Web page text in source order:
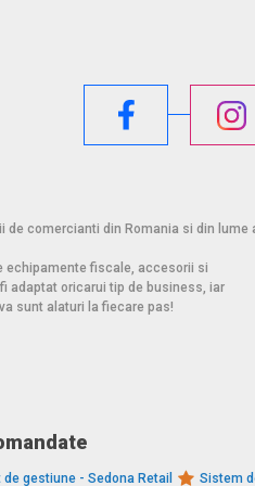
de comercianti din Romania si din lume
echipamente fiscale, accesorii si
adaptat oricarui tip de business, iar
sunt alaturi la fiecare pas!
gestiune - Sedona Retail Sistem